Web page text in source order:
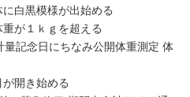
白黒模様が出始める
重が１ｋｇを超える
記念日にちなみ公開体重測定 体
が開き始める